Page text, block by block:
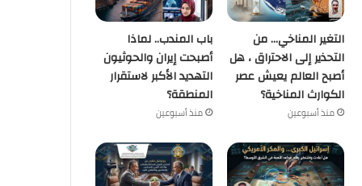
كُتاب
والمكر الأمريكي هل أعادت
اللعبة في الشرق الأوسط؟
التغير المناخي… من
التحذير إلى الاحتراق ، هل
أصبح العالم يعيش عصر
الكوارث المناخية؟
منذ أسبوعين
باب المندب.. لماذا
أصبحت إيران والحوثيون
التهديد الأكبر لاستقرار
المنطقة؟
منذ أسبوعين